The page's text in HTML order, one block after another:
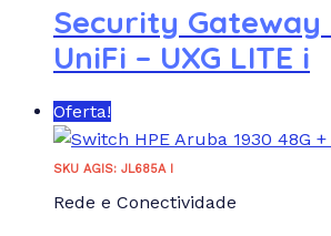
Security
UniFi – UXG LITE i
Oferta!
SKU AGIS: JL685A I
Rede e Conectividade